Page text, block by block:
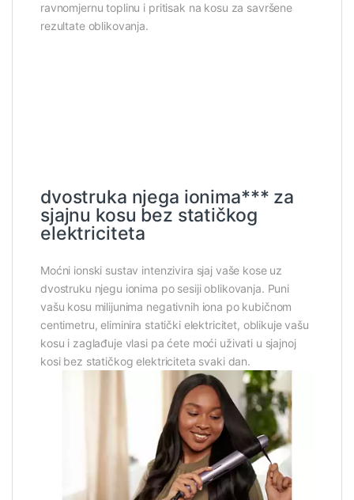
ravnomjernu toplinu i pritisak na kosu za savršene
rezultate oblikovanja.
dvostruka njega ionima*** za
sjajnu kosu bez statičkog
elektriciteta
Moćni ionski sustav intenzivira sjaj vaše kose uz
dvostruku njegu ionima po sesiji oblikovanja. Puni
vašu kosu milijunima negativnih iona po kubičnom
centimetru, eliminira statički elektricitet, oblikuje vašu
kosu i zaglađuje vlasi pa ćete moći uživati u sjajnoj
kosi bez statičkog elektriciteta svaki dan.